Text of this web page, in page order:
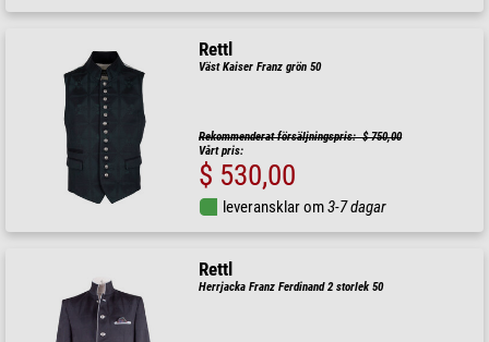
Rettl
Väst Kaiser Franz grön 50
Rekommenderat försäljningspris: $ 750,00
Vårt pris:
$ 530,00
leveransklar om3-7 dagar
Rettl
Herrjacka Franz Ferdinand 2 storlek 50